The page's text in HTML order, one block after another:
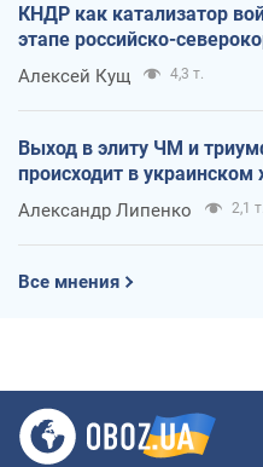
КНДР как катализатор
этапе российско-
Алексей Кущ 4,3 т.
Выход в элиту ЧМ и
происходит в украинском
Александр Липенко 2,1 т.
Все мнения